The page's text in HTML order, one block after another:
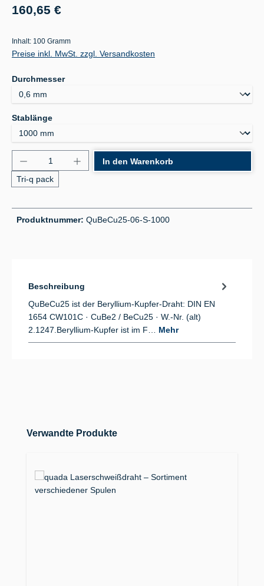
Regulärer Preis:
160,65 €
Inhalt: 100 Gramm
Preise inkl. MwSt. zzgl. Versandkosten
Durchmesserauswählen
Stablängeauswählen
Produkt Anzahl: Gib den gewünschten Wert ein
Tri-q pack
In den Warenkorb
Produktnummer: QuBeCu25-06-S-1000
Beschreibung
QuBeCu25 ist der Beryllium-Kupfer-Draht: DIN EN
1654 CW101C · CuBe2 / BeCu25 · W.-Nr. (alt)
2.1247.Beryllium-Kupfer ist im F… Mehr
Produktgalerie überspringen
Verwandte Produkte